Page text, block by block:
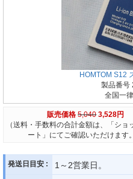
HOMTOM S12
製品番号
全国一律
販売価格 5,040 3,528円
（送料・手数料の合計金額は、「ショ
ート」にてご確認いただけます
発送日目安 : 1～2営業日。